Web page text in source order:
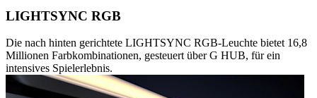
LIGHTSYNC RGB
Die nach hinten gerichtete LIGHTSYNC RGB-Leuchte bietet 16,8
Millionen Farbkombinationen, gesteuert über G HUB, für ein
intensives Spielerlebnis.